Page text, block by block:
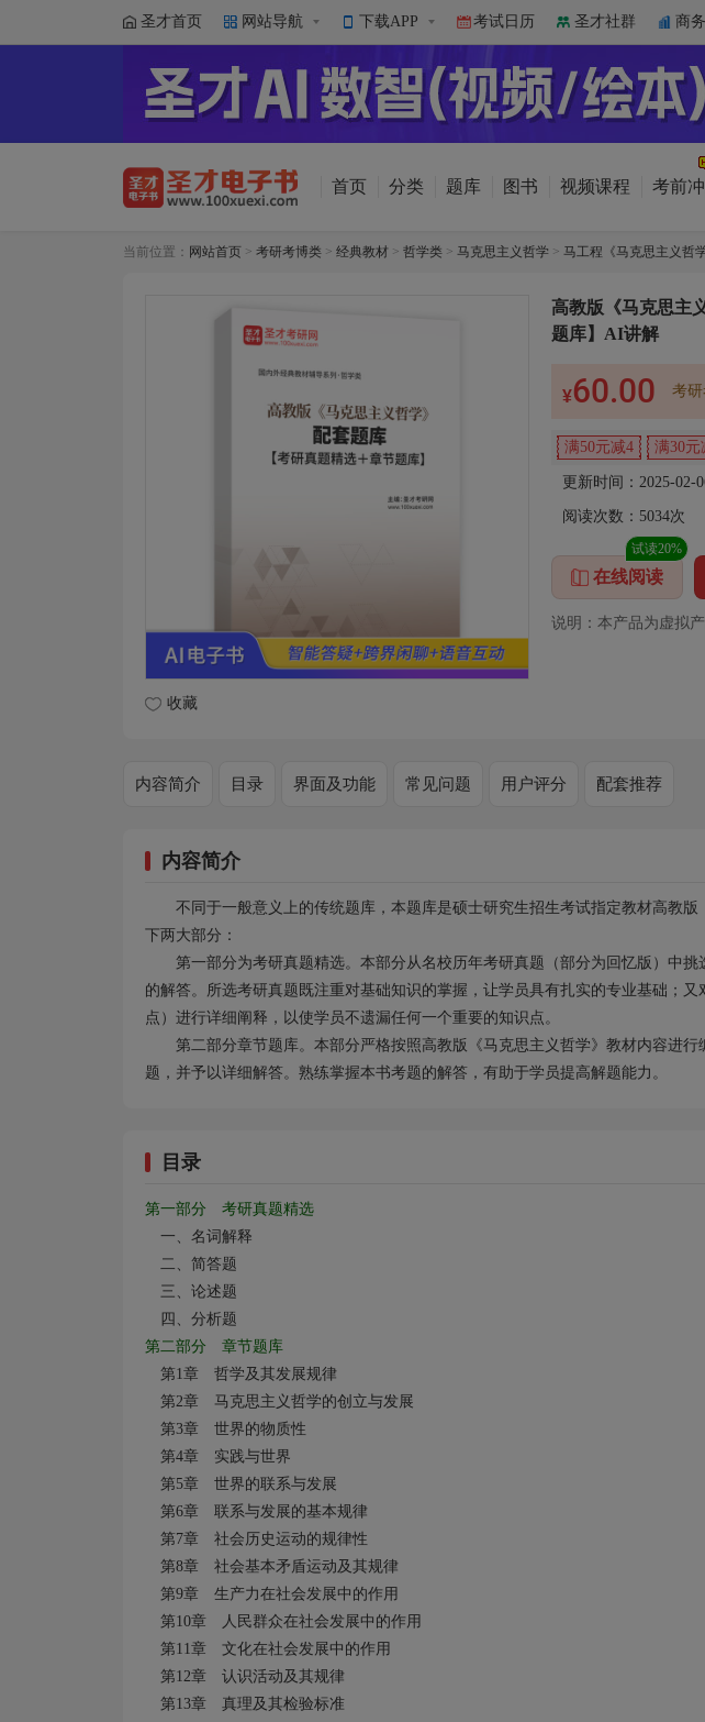
圣才首页 网站导航 下载APP 考试日历 圣才社群 商
首页 分类 题库 图书 视频课程 考前
当前位置： 网站首页 > 考研考博类 > 经典教材 > 哲学类 > 马克思主义哲学 > 马工程《马克思主义哲学
收藏
高教版《马克思主
题库】AI讲解
¥60.00 考
满50元减4 满30元
更新时间：2025-02-
阅读次数： 5034次
在线阅读
试读20%
说明：本产品为虚拟
内容简介 目录 界面及功能 常见问题 用户评分 配套推荐
内容简介
不同于一般意义上的传统题库，本题库是硕士研究生招生考试指定教材高教
下两大部分：
第一部分为考研真题精选。本部分从名校历年考研真题（部分为回忆版）中
的解答。所选考研真题既注重对基础知识的掌握，让学员具有扎实的专业基础；
点）进行详细阐释，以使学员不遗漏任何一个重要的知识点。
第二部分章节题库。本部分严格按照高教版《马克思主义哲学》教材内容进
题，并予以详细解答。熟练掌握本书考题的解答，有助于学员提高解题能力。
目录
第一部分 考研真题精选
一、名词解释
二、简答题
三、论述题
四、分析题
第二部分 章节题库
第1章 哲学及其发展规律
第2章 马克思主义哲学的创立与发展
第3章 世界的物质性
第4章 实践与世界
第5章 世界的联系与发展
第6章 联系与发展的基本规律
第7章 社会历史运动的规律性
第8章 社会基本矛盾运动及其规律
第9章 生产力在社会发展中的作用
第10章 人民群众在社会发展中的作用
第11章 文化在社会发展中的作用
第12章 认识活动及其规律
第13章 真理及其检验标准